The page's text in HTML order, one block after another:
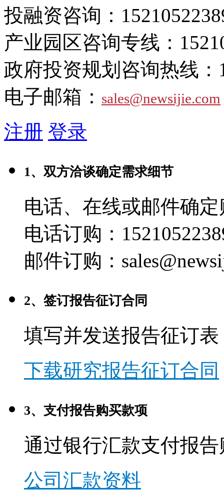
投融资咨询：
产业园区咨询专线：
政府投资规划咨询热线：
电子邮箱： sales@newsijie.com
注册 登录
1、双方洽谈确定需求细节
电话、在线或邮件确
电话订购：
邮件订购：
2、签订报告征订合同
填写并发送报告征订表
下载研究报告征订合同
3、支付报告购买款项
通过银行汇款支付报
公司汇款资料